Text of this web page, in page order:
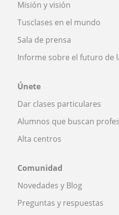
Misión y visión
Tusclases en el mundo
Sala de prensa
Informe sobre el futuro de
Únete
Dar clases particulares
Alumnos que buscan
Alta centros
Comunidad
Novedades y Blog
Preguntas y respuestas